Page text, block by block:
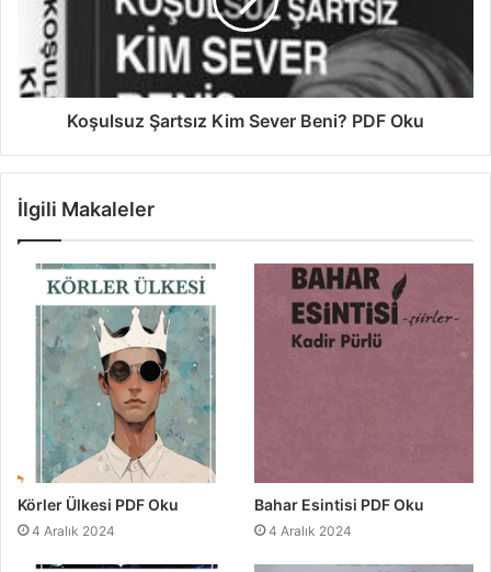
Koşulsuz Şartsız Kim Sever Beni? PDF Oku
İlgili Makaleler
Körler Ülkesi PDF Oku
4 Aralık 2024
Bahar Esintisi PDF Oku
4 Aralık 2024